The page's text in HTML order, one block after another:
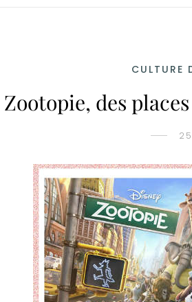
CULTURE
Zootopie, des